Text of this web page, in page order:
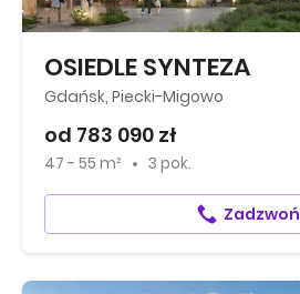
OSIEDLE SYNTEZA
Gdańsk, Piecki-Migowo
od 783 090 zł
47 - 55 m² 3 pok.
Zadzwoń